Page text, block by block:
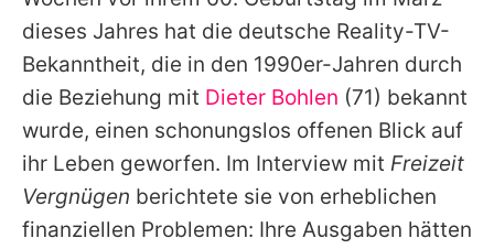
Jobs
App runterladen
Team
Redaktionelle Richtlinien
Impressum
dieses Jahres hat die deutsche Reality-TV-
Bekanntheit, die in den 1990er-Jahren durch
die Beziehung mit Dieter Bohlen (71) bekannt
wurde, einen schonungslos offenen Blick auf
ihr Leben geworfen. Im Interview mit Freizeit
Vergnügen berichtete sie von erheblichen
finanziellen Problemen: Ihre Ausgaben hätten